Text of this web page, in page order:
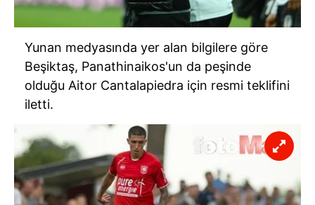
Yunan medyasında yer alan bilgilere göre
Beşiktaş, Panathinaikos'un da peşinde
olduğu Aitor Cantalapiedra için resmi teklifini
iletti.